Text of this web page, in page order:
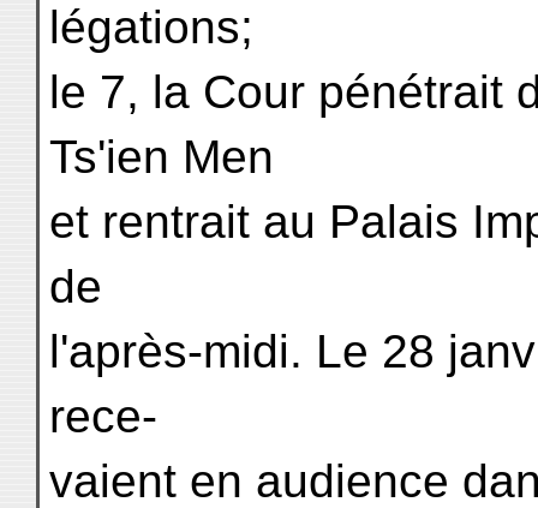
légations;
le 7, la Cour pénétrait
Ts'ien Men
et rentrait au Palais
de
l'après-midi. Le 28
rece-
vaient en audience